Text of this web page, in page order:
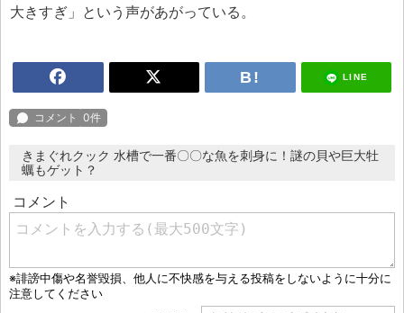
大きすぎ」という声があがっている。
LINE
きまぐれクック 水槽で一番〇〇な魚を刺身に！謎の貝や巨大牡
蠣もゲット？